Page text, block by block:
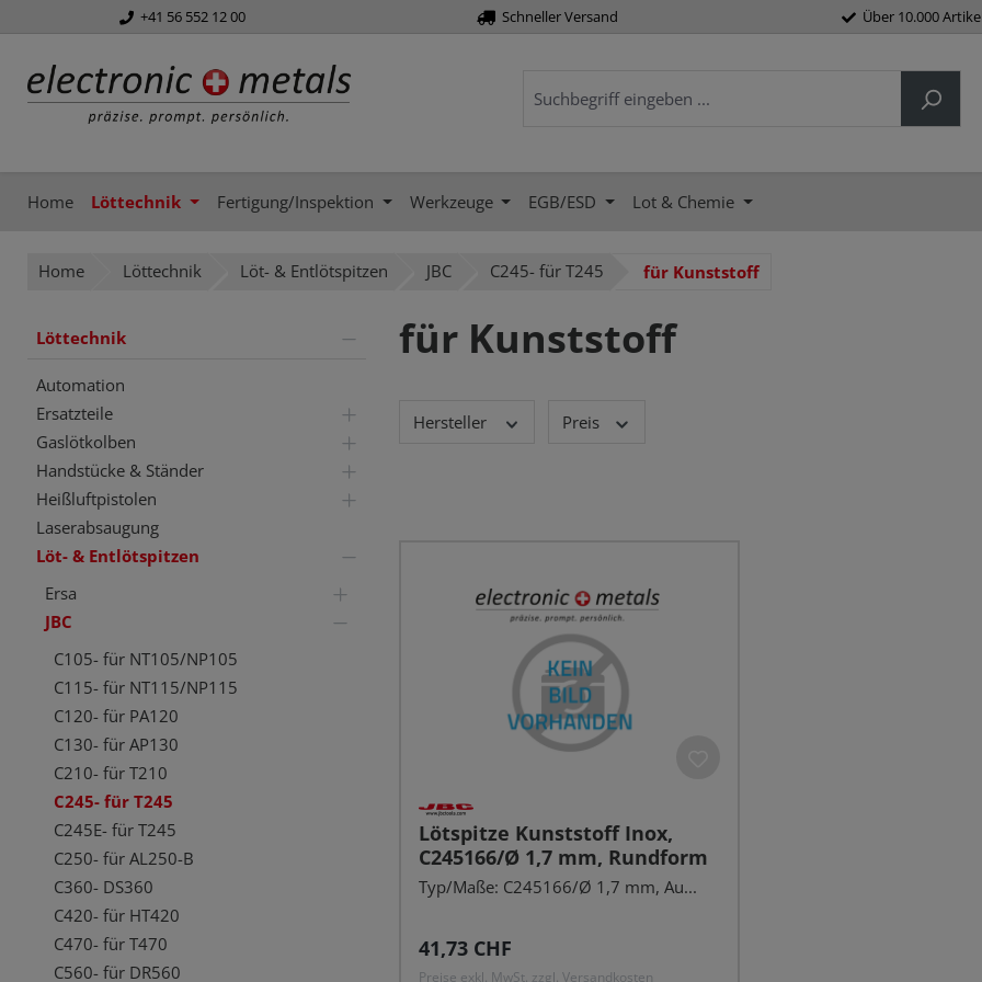
Zur Hauptnavigation springen
+41 56 552 12 00 Schneller Versand Über 10.000 Artikel
Home Löttechnik Fertigung/Inspektion Werkzeuge EGB/ESD Lot & Chemie
Home Löttechnik Löt- & Entlötspitzen JBC C245- für T245 für Kunststoff
Löttechnik
Automation
Ersatzteile
Gaslötkolben
Handstücke & Ständer
Heißluftpistolen
Laserabsaugung
Löt- & Entlötspitzen
Ersa
JBC
C105- für NT105/NP105
C115- für NT115/NP115
C120- für PA120
C130- für AP130
C210- für T210
C245- für T245
C245E- für T245
C250- für AL250-B
C360- DS360
C420- für HT420
C470- für T470
C560- für DR560
für Kunststoff
Hersteller Preis
Lötspitze Kunststoff Inox,
C245166/Ø 1,7 mm, Rundform
Typ/Maße: C245166/Ø 1,7 mm, Au...
Regulärer Preis:
41,73 CHF
Preise exkl. MwSt. zzgl. Versandkosten